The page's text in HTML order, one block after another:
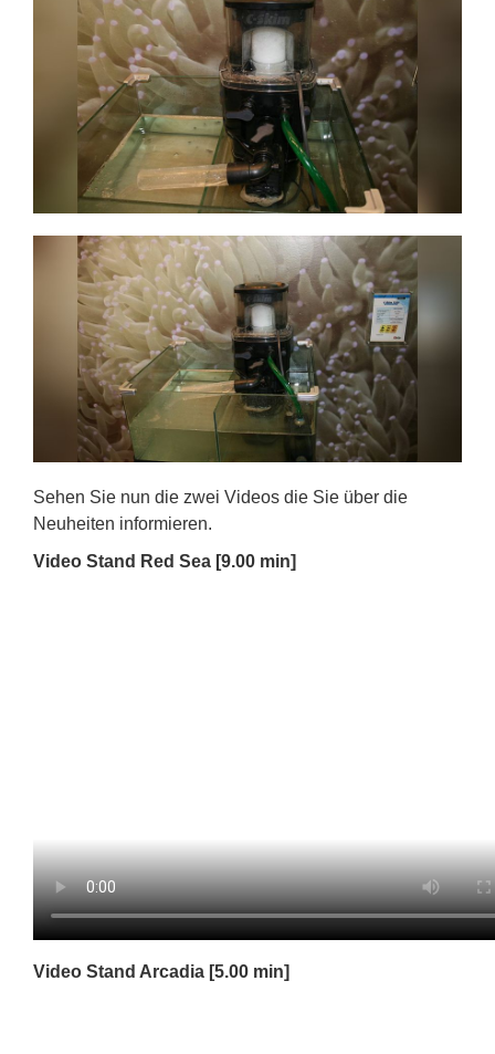
Sehen Sie nun die zwei Videos die Sie über die
Neuheiten informieren.
Video Stand Red Sea [9.00 min]
Video Stand Arcadia [5.00 min]